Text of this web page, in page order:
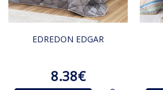
EDREDON EDGAR
8.38€